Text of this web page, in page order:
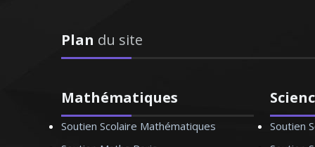
l'éducation de l’élève et à le former en vue de
Plan du site
Mathématiques
Soutien Scolaire Mathématiques
Soutien